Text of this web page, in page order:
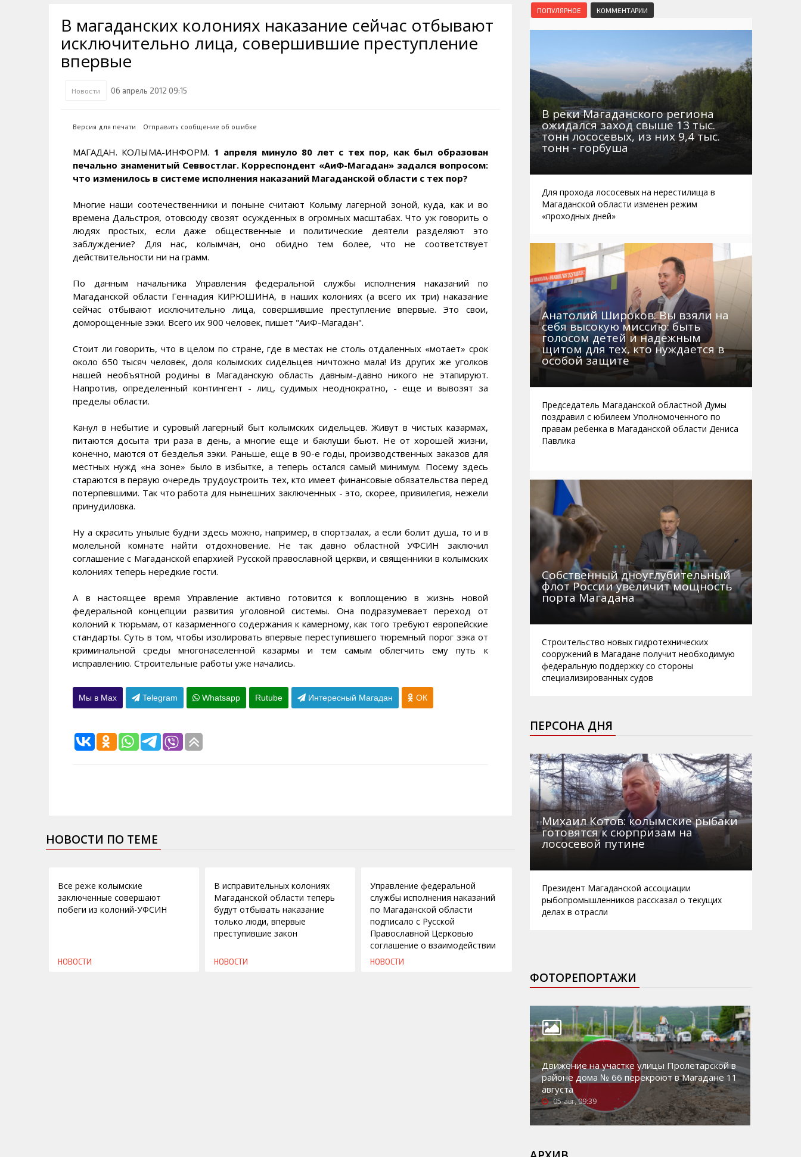
Их надо знать. Галерея славы
Достопримечательности
Магадана и области
Туристическик маршруты
Песни о Колыме
Хранители экрана. Заставки
3D районы города
Фотоальбом
Маршруты. Улицы, остановки
Автобусы Магадан – Аэропорт
Таблица приливов отливов
Наркоте нет
Аэропорт Магадан
Полицейских не бить
Сельское хозяйство
Визит
Благоустройство
Косторезы Магадана
Профсоюзы
Мошенники
Интернет
Браконьеры
В магаданских колониях наказание сейчас отбывают
исключительно лица, совершившие преступление
впервые
Новости 06 апрель 2012 09:15
Версия для печати Отправить сообщение об ошибке
МАГАДАН. КОЛЫМА-ИНФОРМ. 1 апреля минуло 80 лет с тех пор, как был образован
печально знаменитый Севвостлаг. Корреспондент «АиФ-Магадан» задался вопросом:
что изменилось в системе исполнения наказаний Магаданской области с тех пор?
Многие наши соотечественники и поныне считают Колыму лагерной зоной, куда, как и во
времена Дальстроя, отовсюду свозят осужденных в огромных масштабах. Что уж говорить о
людях простых, если даже общественные и политические деятели разделяют это
заблуждение? Для нас, колымчан, оно обидно тем более, что не соответствует
действительности ни на грамм.
По данным начальника Управления федеральной службы исполнения наказаний по
Магаданской области Геннадия КИРЮШИНА, в наших колониях (а всего их три) наказание
сейчас отбывают исключительно лица, совершившие преступление впервые. Это свои,
доморощенные зэки. Всего их 900 человек, пишет "АиФ-Магадан".
Стоит ли говорить, что в целом по стране, где в местах не столь отдаленных «мотает» срок
около 650 тысяч человек, доля колымских сидельцев ничтожно мала! Из других же уголков
нашей необъятной родины в Магаданскую область давным-давно никого не этапируют.
Напротив, определенный контингент - лиц, судимых неоднократно, - еще и вывозят за
пределы области.
Канул в небытие и суровый лагерный быт колымских сидельцев. Живут в чистых казармах,
питаются досыта три раза в день, а многие еще и баклуши бьют. Не от хорошей жизни,
конечно, маются от безделья зэки. Раньше, еще в 90-е годы, производственных заказов для
местных нужд «на зоне» было в избытке, а теперь остался самый минимум. Посему здесь
стараются в первую очередь трудоустроить тех, кто имеет финансовые обязательства перед
потерпевшими. Так что работа для нынешних заключенных - это, скорее, привилегия, нежели
принудиловка.
Ну а скрасить унылые будни здесь можно, например, в спортзалах, а если болит душа, то и в
молельной комнате найти отдохновение. Не так давно областной УФСИН заключил
соглашение с Магаданской епархией Русской православной церкви, и священники в колымских
колониях теперь нередкие гости.
А в настоящее время Управление активно готовится к воплощению в жизнь новой
федеральной концепции развития уголовной системы. Она подразумевает переход от
колоний к тюрьмам, от казарменного содержания к камерному, как того требуют европейские
стандарты. Суть в том, чтобы изолировать впервые переступившего тюремный порог зэка от
криминальной среды многонаселенной казармы и тем самым облегчить ему путь к
исправлению. Строительные работы уже начались.
Мы в Max Telegram Whatsapp Rutube Интересный Магадан ОК
НОВОСТИ ПО ТЕМЕ
Все реже колымские
заключенные совершают
побеги из колоний-УФСИН
НОВОСТИ
В исправительных колониях
Магаданской области теперь
будут отбывать наказание
только люди, впервые
преступившие закон
НОВОСТИ
Управление федеральной
службы исполнения наказаний
по Магаданской области
подписало с Русской
Православной Церковью
соглашение о взаимодействии
НОВОСТИ
ПОПУЛЯРНОЕ КОММЕНТАРИИ
В реки Магаданского региона
ожидался заход свыше 13 тыс.
тонн лососевых, из них 9,4 тыс.
тонн - горбуша
Для прохода лососевых на нерестилища в
Магаданской области изменен режим
«проходных дней»
Анатолий Широков: Вы взяли на
себя высокую миссию: быть
голосом детей и надежным
щитом для тех, кто нуждается в
особой защите
Председатель Магаданской областной Думы
поздравил с юбилеем Уполномоченного по
правам ребенка в Магаданской области Дениса
Павлика
Собственный дноуглубительный
флот России увеличит мощность
порта Магадана
Строительство новых гидротехнических
сооружений в Магадане получит необходимую
федеральную поддержку со стороны
специализированных судов
ПЕРСОНА ДНЯ
Михаил Котов: колымские рыбаки
готовятся к сюрпризам на
лососевой путине
Президент Магаданской ассоциации
рыбопромышленников рассказал о текущих
делах в отрасли
ФОТОРЕПОРТАЖИ
Движение на участке улицы Пролетарской в
районе дома № 66 перекроют в Магадане 11
августа
05-авг, 09:39